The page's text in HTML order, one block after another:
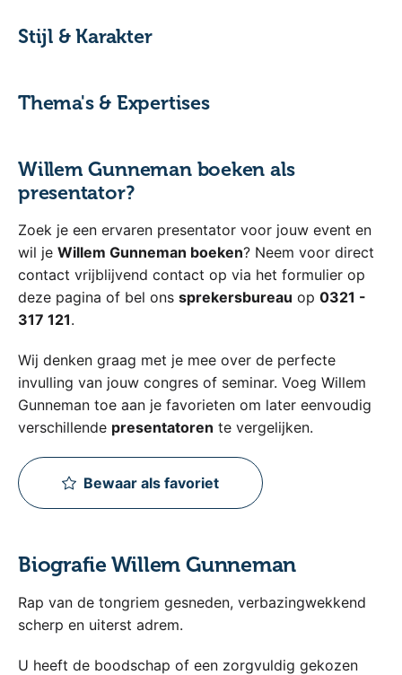
Stijl & Karakter
Thema's & Expertises
Willem Gunneman boeken als
presentator?
Zoek je een ervaren presentator voor jouw event en
wil je Willem Gunneman boeken? Neem voor direct
contact vrijblijvend contact op via het formulier op
deze pagina of bel ons sprekersbureau op 0321 -
317 121.
Wij denken graag met je mee over de perfecte
invulling van jouw congres of seminar. Voeg Willem
Gunneman toe aan je favorieten om later eenvoudig
verschillende presentatoren te vergelijken.
Bewaar als favoriet
Biografie Willem Gunneman
Rap van de tongriem gesneden, verbazingwekkend
scherp en uiterst adrem.
U heeft de boodschap of een zorgvuldig gekozen